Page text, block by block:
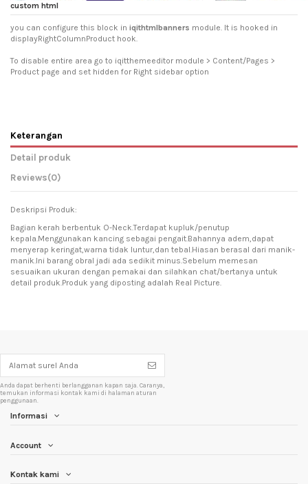
custom html
you can configure this block in iqithtmlbanners module. It is hooked in
displayRightColumnProduct hook.
To disable entire area go to iqitthemeeditor module > Content/Pages >
Product page and set hidden for Right sidebar option
Keterangan
Detail produk
Reviews(0)
Deskripsi Produk:
Bagian kerah berbentuk O-Neck.Terdapat kupluk/penutup
kepala.Menggunakan kancing sebagai pengait.Bahannya adem,dapat
menyerap keringat,warna tidak luntur,dan tebal.Hiasan berasal dari manik-
manik.Ini barang obral jadi ada sedikit minus.Sebelum memesan
sesuaikan ukuran dengan pemakai dan silahkan chat/bertanya untuk
detail produk.Produk yang diposting adalah Real Picture.
Anda dapat berhenti berlangganan kapan saja. Caranya,
temukan informasi kontak kami di halaman aturan
penggunaan.
Informasi
Account
Kontak kami